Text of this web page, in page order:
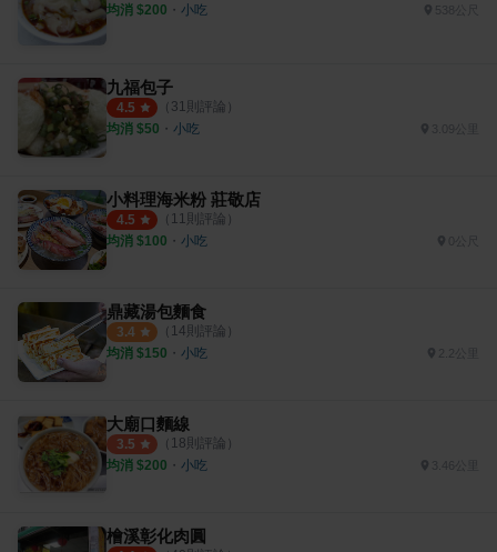
均消 $200 ・ 小吃 538公尺
九福包子
4.5 （ 31則評論）
均消 $50 ・ 小吃 3.09公里
小料理海米粉 莊敬店
4.5 （ 11則評論）
均消 $100 ・ 小吃
鼎藏湯包麵食
3.4 （ 14則評論）
均消 $150 ・ 小吃 2.2公里
大廟口麵線
3.5 （ 18則評論）
均消 $200 ・ 小吃 3.46公里
檜溪彰化肉圓